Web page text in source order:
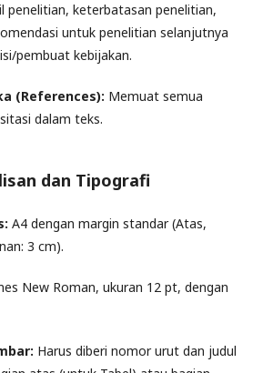
penelitian, keterbatasan penelitian,
untuk penelitian selanjutnya
pembuat kebijakan.
(References): Memuat semua
dalam teks.
dan Tipografi
A4 dengan margin standar (Atas,
3 cm).
New Roman, ukuran 12 pt, dengan
Harus diberi nomor urut dan judul